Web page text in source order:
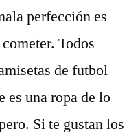
perfección es
Todos
de futbol
es una ropa de lo
Si te gustan los